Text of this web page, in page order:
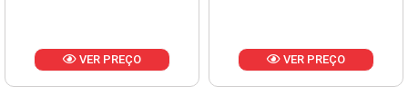
VER PREÇO VER PREÇO